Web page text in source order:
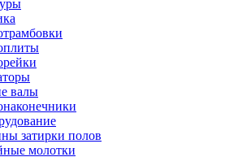
валы
затирки полов
молотки